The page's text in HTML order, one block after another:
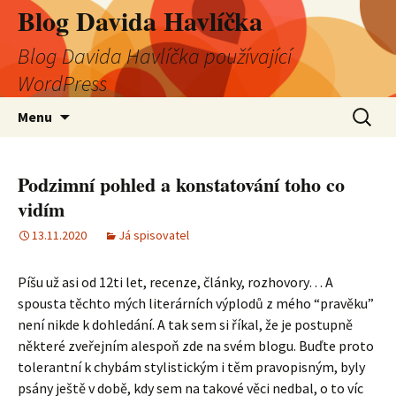
Blog Davida Havlíčka
Blog Davida Havlíčka používající
WordPress
Menu
Podzimní pohled a konstatování toho co
vidím
13.11.2020 Já spisovatel
Píšu už asi od 12ti let, recenze, články, rozhovory… A
spousta těchto mých literárních výplodů z mého “pravěku”
není nikde k dohledání. A tak sem si říkal, že je postupně
některé zveřejním alespoň zde na svém blogu. Buďte proto
tolerantní k chybám stylistickým i těm pravopisným, byly
psány ještě v době, kdy sem na takové věci nedbal, o to víc